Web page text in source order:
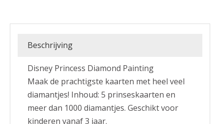
Beschrijving
Disney Princess Diamond Painting
Maak de prachtigste kaarten met heel veel
diamantjes! Inhoud: 5 prinseskaarten en
meer dan 1000 diamantjes. Geschikt voor
kinderen vanaf 3 jaar.